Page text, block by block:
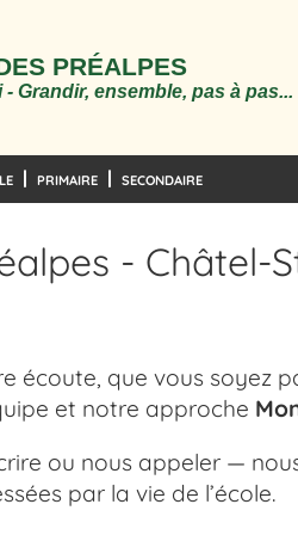
PRÉALPES
Grandir, ensemble, pas à pas...
PRIMAIRE SECONDAIRE
- Châtel-
écoute, que vous soyez
et notre approche
ou nous appeler —
par la vie de l’école.